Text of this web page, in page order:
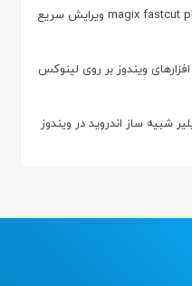
دانلود magix fastcut plus edition 3.0.3.116 ویرایش سریع